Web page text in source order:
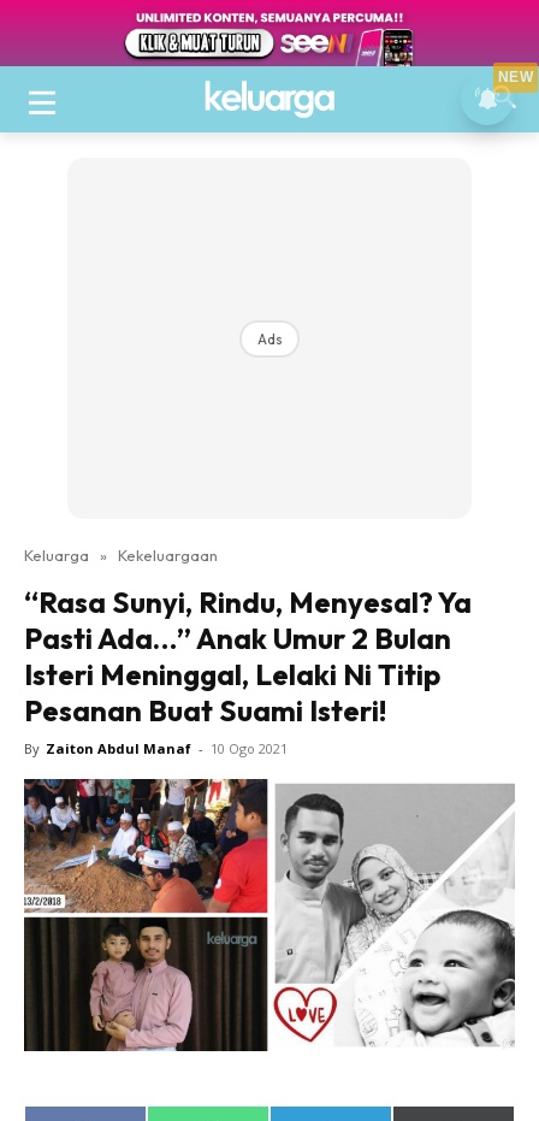
Ads
Keluarga » Kekeluargaan
“Rasa Sunyi, Rindu, Menyesal? Ya
Pasti Ada…” Anak Umur 2 Bulan
Isteri Meninggal, Lelaki Ni Titip
Pesanan Buat Suami Isteri!
By Zaiton Abdul Manaf - 10 Ogo 2021
NEW